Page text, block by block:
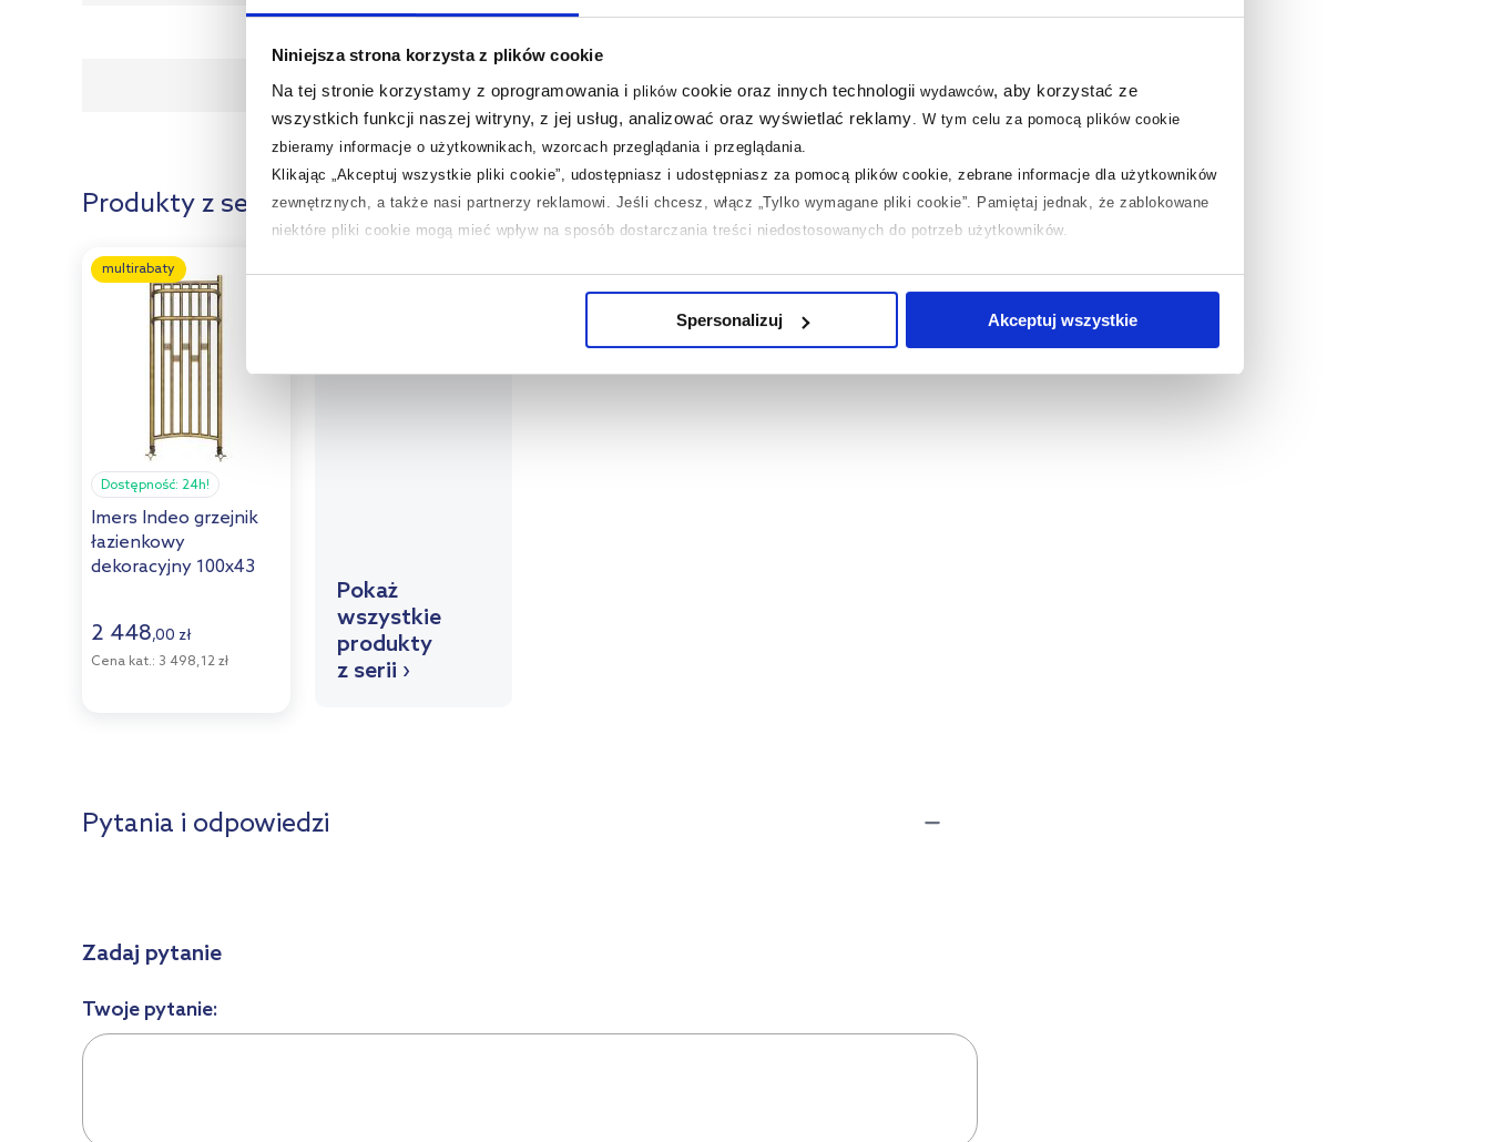
Niniejsza strona korzysta z plików cookie
Na tej stronie korzystamy z oprogramowania i plikówcookie oraz innych technologii wydawców, aby korzystać ze
wszystkich funkcji naszej witryny, z jej usług, analizować oraz wyświetlać reklamy
W tym celu za pomocą plików cookie
zbieramy informacje o użytkownikach, wzorcach przeglądania i przeglądania.
Klikając „Akceptuj wszystkie pliki cookie”, udostępniasz i udostępniasz za pomocą plików cookie, zebrane informacje dla użytkowników
zewnętrznych, a także nasi partnerzy reklamowi. Jeśli chcesz, włącz „Tylko wymagane pliki cookie”. Pamiętaj jednak, że zablokowane
niektóre pliki cookie mogą mieć wpływ na sposób dostarczania treści niedostosowanych do potrzeb użytkowników.
na temat plików cookie i tego, dlaczego ich przepisy, przejdź do zakładek „Informacje o plikach cookie”.
Spersonalizuj Akceptuj wszystkie
Dane producenta Zobacz
Produkty z serii:
multirabaty
Dostępność: 24h!
Imers Indeo grzejnik
łazienkowy
dekoracyjny 100x43
2 448,00 zł
Cena kat.: 3 498,12 zł
Pokaż
wszystkie
produkty
z serii ›
Pytania i odpowiedzi
Zadaj pytanie
Twoje pytanie: